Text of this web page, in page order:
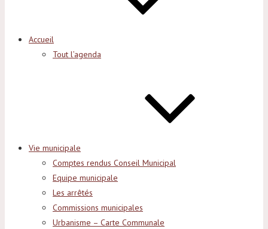
Accueil
Tout l’agenda
Vie municipale
Comptes rendus Conseil Municipal
Equipe municipale
Les arrêtés
Commissions municipales
Urbanisme – Carte Communale